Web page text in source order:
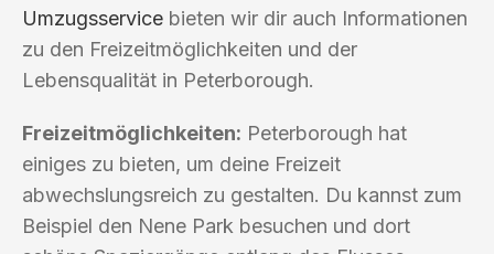
Umzugsservice bieten wir dir auch Informationen
zu den Freizeitmöglichkeiten und der
Lebensqualität in Peterborough.
Freizeitmöglichkeiten: Peterborough hat
einiges zu bieten, um deine Freizeit
abwechslungsreich zu gestalten. Du kannst zum
Beispiel den Nene Park besuchen und dort